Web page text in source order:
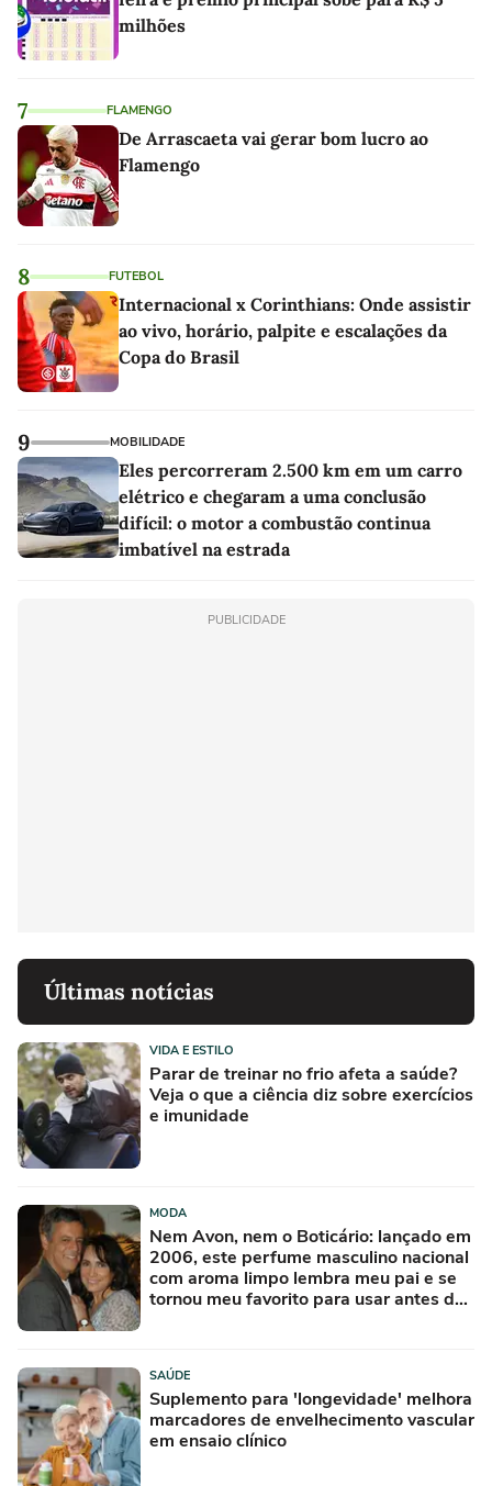
milhões
7 FLAMENGO
De Arrascaeta vai gerar bom lucro ao
Flamengo
8 FUTEBOL
Internacional x Corinthians: Onde assistir
ao vivo, horário, palpite e escalações da
Copa do Brasil
9 MOBILIDADE
Eles percorreram 2.500 km em um carro
elétrico e chegaram a uma conclusão
difícil: o motor a combustão continua
imbatível na estrada
PUBLICIDADE
Últimas notícias
VIDA E ESTILO
Parar de treinar no frio afeta a saúde?
Veja o que a ciência diz sobre exercícios
e imunidade
MODA
Nem Avon, nem o Boticário: lançado em
2006, este perfume masculino nacional
com aroma limpo lembra meu pai e se
tornou meu favorito para usar antes de
SAÚDE
Suplemento para 'longevidade' melhora
marcadores de envelhecimento vascular
em ensaio clínico